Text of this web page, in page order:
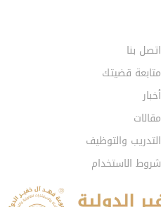
اتصل بنا
متابعة قضيتك
أخبار
مقالات
التدريب والتوظيف
شروط الاستخدام